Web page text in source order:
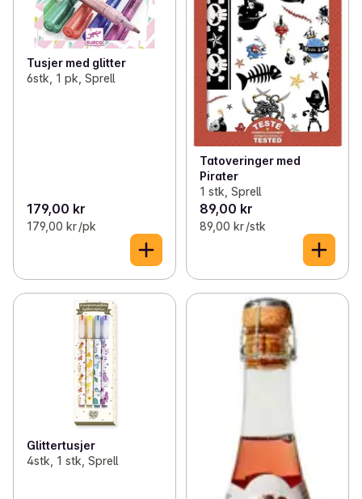
Tusjer med glitter
6stk, 1 pk, Sprell
179,00 kr
179,00 kr /pk
Tatoveringer med
Pirater
1 stk, Sprell
89,00 kr
89,00 kr /stk
Glittertusjer
4stk, 1 stk, Sprell